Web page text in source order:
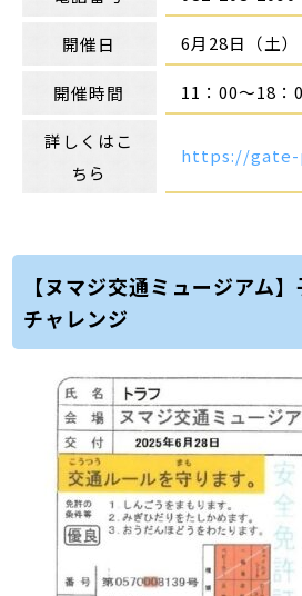
開催日 6月28日（土）
開催時間 11：00～18：
詳しくはこ
ちら
https://gate-
【ヌマジ交通ミュージアム
チャレンジ